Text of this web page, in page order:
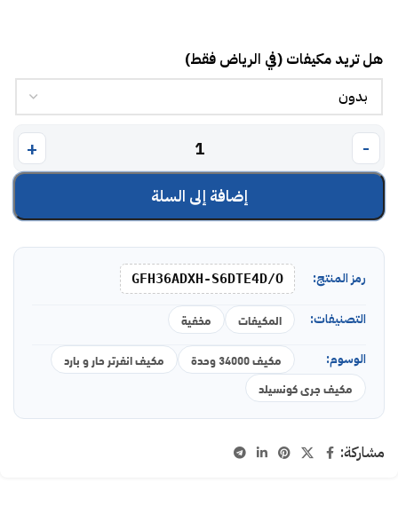
هل تريد مكيفات (في الرياض فقط)
إضافة إلى السلة
رمز المنتج: GFH36ADXH-S6DTE4D/O
التصنيفات: المكيفات مخفية
الوسوم: مكيف 34000 وحدة
مكيف انفرتر حار و بارد
مكيف جرى كونسيلد
مشاركة: